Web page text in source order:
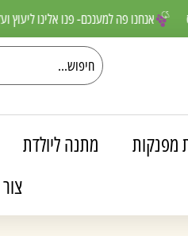
אנחנו פה למענכם- פנו לפספס
מפנקות מתנה ליולדת